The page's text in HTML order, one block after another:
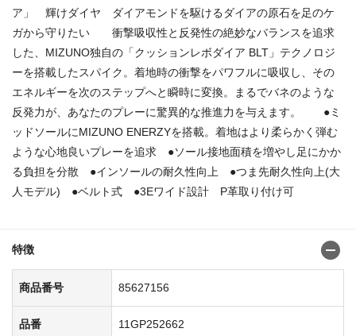
ア」 輝けダイヤ ダイアモンドを駆けるダイアの原石を足のケ
ガから守りたい 衝撃吸収性と反発性の絶妙なバランスを追求
した、MIZUNO独自の「クッションレボダイア BLT」テクノロジ
ーを搭載したスパイク。着地時の衝撃をパワフルに吸収し、その
エネルギーを次のステップへと瞬時に変換。まるでバネのような
反発力が、あなたのプレーに驚異的な推進力を与えます。 ●ミ
ッドソールにMIZUNO ENERZYを搭載。着地はより柔らかく弾む
ような心地良いプレーを追求 ●ソール接地面積を増やし足にかか
る負担を分散 ●インソールの耐久性向上 ●つま先耐久性向上(大
人モデル) ●ベルト式 ●3Eワイド設計 P革取り付け可
特徴
商品番号 85627156
品番 11GP252662